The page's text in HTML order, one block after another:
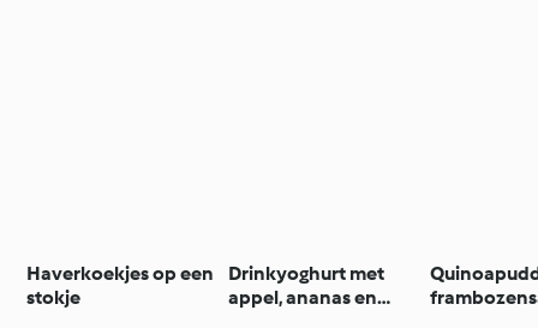
Haverkoekjes op een
stokje
Drinkyoghurt met
appel, ananas en